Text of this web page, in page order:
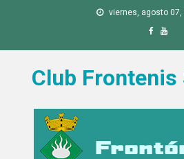
viernes, agosto 07,
Club Frontenis